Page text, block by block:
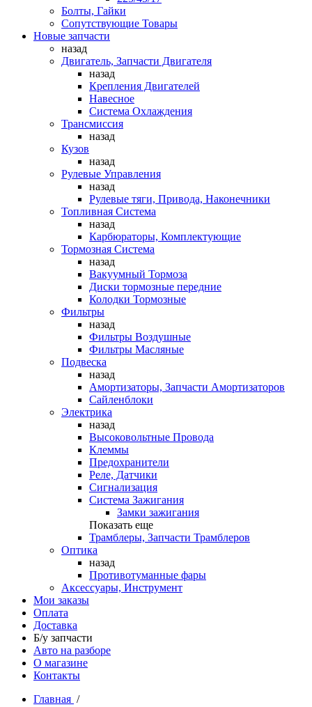
Болты, Гайки
Сопутствующие Товары
Новые запчасти
назад
Двигатель, Запчасти Двигателя
назад
Крепления Двигателей
Навесное
Система Охлаждения
Трансмиссия
назад
Кузов
назад
Рулевые Управления
назад
Рулевые тяги, Привода, Наконечники
Топливная Система
назад
Карбюраторы, Комплектующие
Тормозная Система
назад
Вакуумный Тормоза
Диски тормозные передние
Колодки Тормозные
Фильтры
назад
Фильтры Воздушные
Фильтры Масляные
Подвеска
назад
Амортизаторы, Запчасти Амортизаторов
Сайленблоки
Электрика
назад
Высоковольтные Провода
Клеммы
Предохранители
Реле, Датчики
Сигнализация
Система Зажигания
Замки зажигания
Показать еще
Трамблеры, Запчасти Трамблеров
Оптика
назад
Противотуманные фары
Аксессуары, Инструмент
Мои заказы
Оплата
Доставка
Б/у запчасти
Авто на разборе
О магазине
Контакты
Главная /